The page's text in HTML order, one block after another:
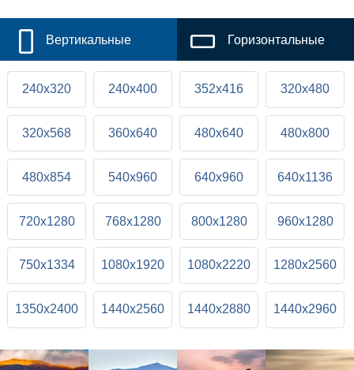
Вертикальные Горизонтальные
240x320 240x400 352x416 320x480
320x568 360x640 480x640 480x800
480x854 540x960 640x960 640x1136
720x1280 768x1280 800x1280 960x1280
750x1334 1080x1920 1080x2220 1280x2560
1350x2400 1440x2560 1440x2880 1440x2960